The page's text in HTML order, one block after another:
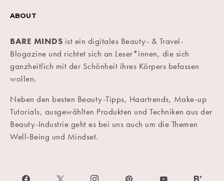
ABOUT
BARE MINDS ist ein digitales Beauty- & Travel-
Blogazine und richtet sich an Leser*innen, die sich
ganzheitlich mit der Schönheit ihres Körpers befassen
wollen.
Neben den besten Beauty-Tipps, Haartrends, Make-up
Tutorials, ausgewählten Produkten und Techniken aus der
Beauty-Industrie geht es bei uns auch um die Themen
Well-Being und Mindset.